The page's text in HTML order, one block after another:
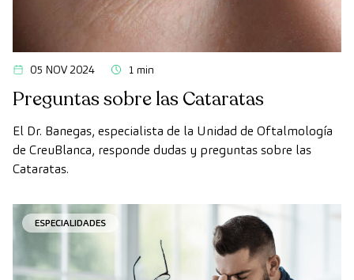
05 NOV 2024 1 min
Preguntas sobre las Cataratas
El Dr. Banegas, especialista de la Unidad de Oftalmología
de CreuBlanca, responde dudas y preguntas sobre las
Cataratas.
ESPECIALIDADES